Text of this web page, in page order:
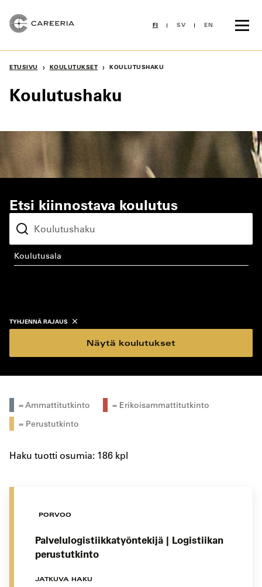
sisältöön
FI SV EN
ETUSIVU › KOULUTUKSET › KOULUTUSHAKU
Koulutushaku
Etsi kiinnostava koulutus
koulutusala
TYHJENNÄ RAJAUS
Näytä koulutukset
= Ammattitutkinto
= Erikoisammattitutkinto
= Perustutkinto
Haku tuotti osumia: 186 kpl
PORVOO
Palvelulogistiikkatyöntekijä | Logistiikan
perustutkinto
JATKUVA HAKU